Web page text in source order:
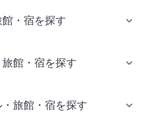
・宿を探す
館・宿を探す
旅館・宿を探す